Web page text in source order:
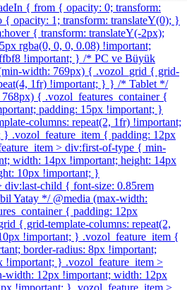
{ from { opacity: 0; transform:
{ opacity: 1; transform: translateY(0); }
{ transform: translateY(-2px);
rgba(0, 0, 0, 0.08) !important;
!important; } /* PC ve Büyük
width: 769px) { .vozol_grid { grid-
1fr) !important; } } /* Tablet */
{ .vozol_features_container {
padding: 15px !important; }
columns: repeat(2, 1fr) !important;
} .vozol_feature_item { padding: 12px
> div:first-of-type { min-
width: 14px !important; height: 14px
10px !important; }
div:last-child { font-size: 0.85rem
Yatay */ @media (max-width:
{ padding: 12px
{ grid-template-columns: repeat(2,
!important; } .vozol_feature_item {
border-radius: 8px !important;
!important; } .vozol_feature_item >
width: 12px !important; width: 12px
!important; } .vozol_feature_item >